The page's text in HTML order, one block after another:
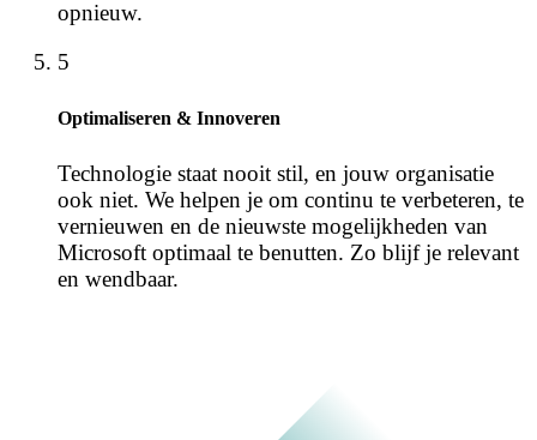
opnieuw.
5
Optimaliseren & Innoveren
Technologie staat nooit stil, en jouw organisatie
ook niet. We helpen je om continu te verbeteren, te
vernieuwen en de nieuwste mogelijkheden van
Microsoft optimaal te benutten. Zo blijf je relevant
en wendbaar.